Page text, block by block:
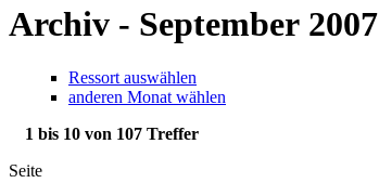
Archiv - September 2007
Ressort auswählen
anderen Monat wählen
1 bis 10 von 107 Treffer
Seite